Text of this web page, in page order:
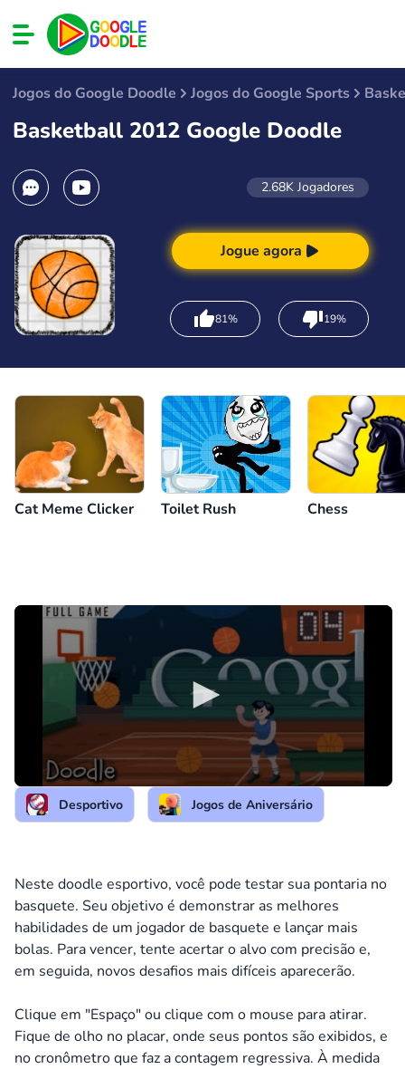
Jogos do Google Doodle Jogos do Google Sports
Basketball 2012 Google Doodle
2.68K Jogadores
Jogue agora
81% 19%
Cat Meme Clicker Toilet Rush Chess
Desportivo Jogos de Aniversário
Neste doodle esportivo, você pode testar sua pontaria no
basquete. Seu objetivo é demonstrar as melhores
habilidades de um jogador de basquete e lançar mais
bolas. Para vencer, tente acertar o alvo com precisão e,
em seguida, novos desafios mais difíceis aparecerão.
Clique em "Espaço" ou clique com o mouse para atirar.
Fique de olho no placar, onde seus pontos são exibidos, e
no cronômetro que faz a contagem regressiva. À medida